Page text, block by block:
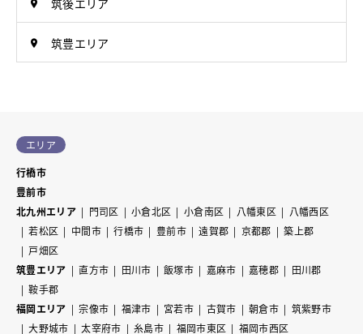
筑後エリア
筑豊エリア
エリア
行橋市
豊前市
北九州エリア
門司区 小倉北区 小倉南区 八幡東区
八幡西区
若松区
中間市 行橋市 豊前市 遠賀郡 京都郡
築上郡
戸畑区
筑豊エリア
直方市 田川市 飯塚市 嘉麻市 嘉穂郡
田川郡
鞍手郡
福岡エリア
宗像市 福津市 宮若市 古賀市 朝倉市
筑紫野市
大野城市
太宰府市 糸島市 福岡市東区
福岡市西区